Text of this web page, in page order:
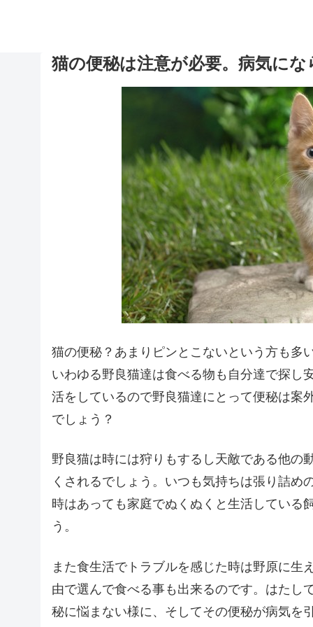
猫の便秘は注意が必要。病気に
猫の便秘？あまりピンとこないという方も多
いわゆる野良猫達は食べる物も自分達で探し
活をしているので野良猫達にとって便秘は案
でしょう？
野良猫は時には狩りもするし天敵である他の
くされるでしょう。いつも気持ちは張り詰
時はあっても家庭でぬくぬくと生活している
う。
また食生活でトラブルを感じた時は野原に
由で選んで食べる事も出来るのです。はたし
秘に悩まない様に、そしてその便秘が病気を